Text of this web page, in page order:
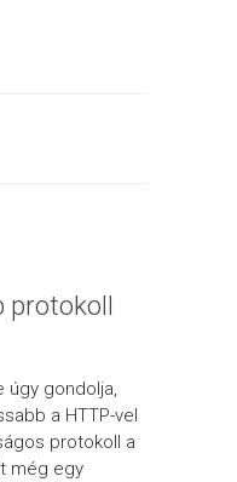
protokoll
úgy gondolja,
a HTTP-vel
protokoll a
még egy